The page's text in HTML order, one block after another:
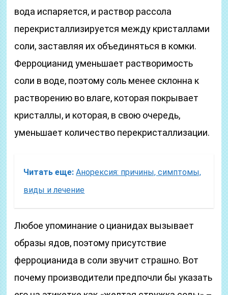
вода испаряется, и раствор рассола
перекристаллизируется между кристаллами
соли, заставляя их объединяться в комки.
Ферроцианид уменьшает растворимость
соли в воде, поэтому соль менее склонна к
растворению во влаге, которая покрывает
кристаллы, и которая, в свою очередь,
уменьшает количество перекристаллизации.
Читать еще: Анорексия: причины, симптомы,
виды и лечение
Любое упоминание о цианидах вызывает
образы ядов, поэтому присутствие
ферроцианида в соли звучит страшно. Вот
почему производители предпочли бы указать